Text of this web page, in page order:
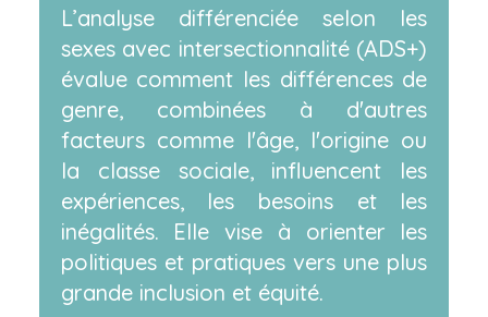
L’analyse différenciée selon les
sexes avec intersectionnalité (ADS+)
évalue comment les différences de
genre, combinées à d'autres
facteurs comme l'âge, l'origine ou
la classe sociale, influencent les
expériences, les besoins et les
inégalités. Elle vise à orienter les
politiques et pratiques vers une plus
grande inclusion et équité.